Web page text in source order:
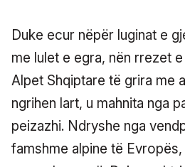
Duke ecur nëpër luginat e
me lulet e egra, nën rrezet
Alpet Shqiptare të grira me
ngrihen lart, u mahnita nga
peizazhi. Ndryshe nga
famshme alpine të